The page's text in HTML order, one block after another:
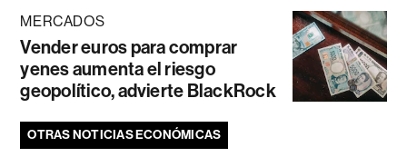
MERCADOS
Vender euros para comprar
yenes aumenta el riesgo
geopolítico, advierte BlackRock
OTRAS NOTICIAS ECONÓMICAS